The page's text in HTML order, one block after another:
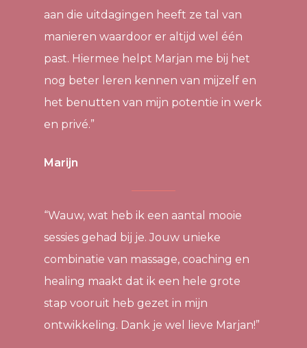
aan die uitdagingen heeft ze tal van
manieren waardoor er altijd wel één
past. Hiermee helpt Marjan me bij het
nog beter leren kennen van mijzelf en
het benutten van mijn potentie in werk
en privé.”
Marijn
“Wauw, wat heb ik een aantal mooie
sessies gehad bij je. Jouw unieke
combinatie van massage, coaching en
healing maakt dat ik een hele grote
stap vooruit heb gezet in mijn
ontwikkeling. Dank je wel lieve Marjan!”